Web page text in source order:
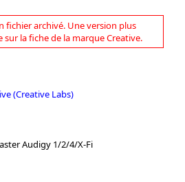
fichier archivé. Une version plus
sur la fiche de la marque Creative.
(Creative Labs)
Audigy 1/2/4/X-Fi